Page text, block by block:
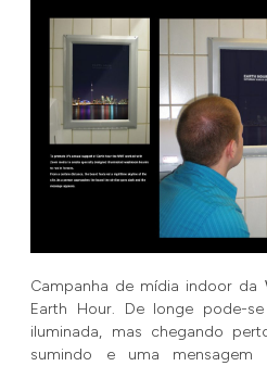
Campanha de mídia indoor da
Earth Hour. De longe pode-
iluminada, mas chegando
sumindo e uma mensagem